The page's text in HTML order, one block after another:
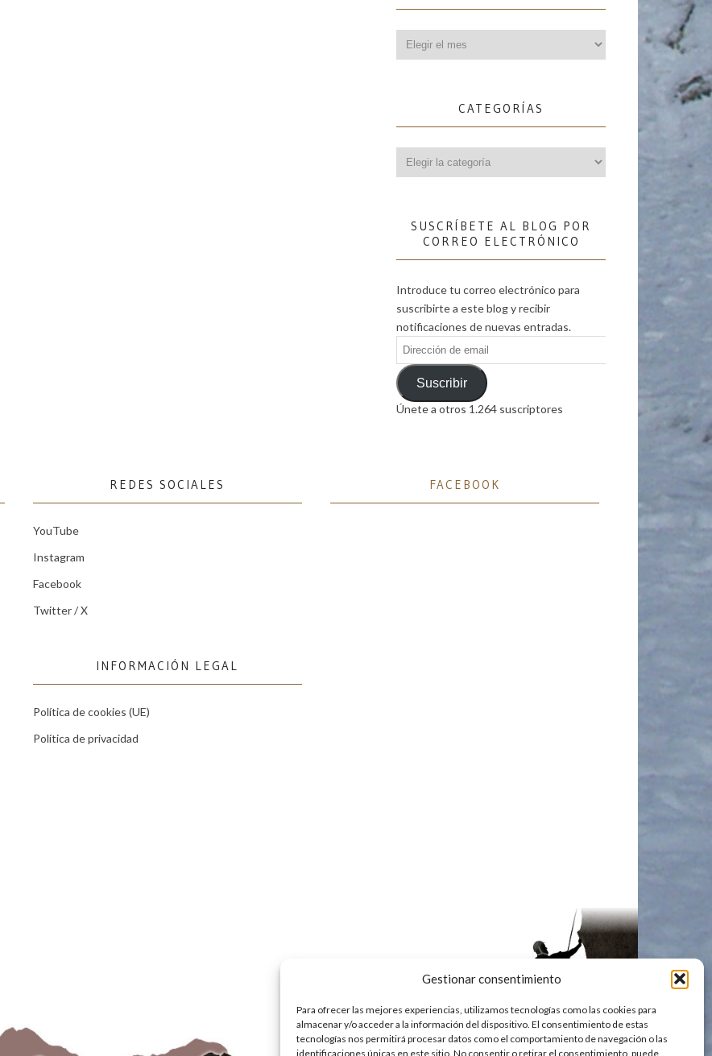
Gestionar consentimiento
Para ofrecer las mejores experiencias, utilizamos tecnologías como las cookies para
almacenar y/o acceder a la información del dispositivo. El consentimiento de estas
tecnologías nos permitirá procesar datos como el comportamiento de navegación o las
identificaciones únicas en este sitio. No consentir o retirar el consentimiento, puede
CATEGORÍAS
SUSCRÍBETE AL BLOG POR
CORREO ELECTRÓNICO
Introduce tu correo electrónico para
suscribirte a este blog y recibir
notificaciones de nuevas entradas.
Dirección
de
emailSuscribir
Únete a otros 1.264 suscriptores
REDES SOCIALES
YouTube
Instagram
Facebook
Twitter / X
INFORMACIÓN LEGAL
Política de cookies (UE)
Política de privacidad
FACEBOOK